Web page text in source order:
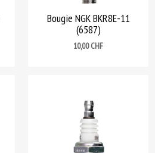
Bougie NGK BKR8E-11
(6587)
Prix
10,00 CHF